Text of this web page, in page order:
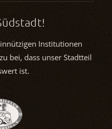
Institutionen
bei, dass unser Stadtteil
ist.